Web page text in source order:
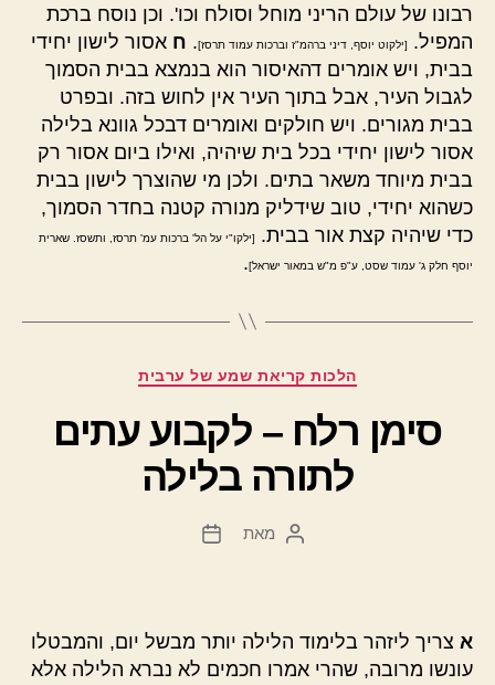
רבונו של עולם הריני מוחל וסולח וכו'. וכן נוסח ברכת
המפיל.
[ילקוט יוסף, דיני ברהמ"ז וברכות עמוד תרסז]. ח אסור לישון יחידי
בבית, ויש אומרים דהאיסור הוא בנמצא בבית הסמוך
לגבול העיר, אבל בתוך העיר אין לחוש בזה. ובפרט
בבית מגורים. ויש חולקים ואומרים דבכל גוונא בלילה
אסור לישון יחידי בכל בית שיהיה, ואילו ביום אסור רק
בבית מיוחד משאר בתים. ולכן מי שהוצרך לישון בבית
כשהוא יחידי, טוב שידליק מנורה קטנה בחדר הסמוך,
כדי שיהיה קצת אור בבית.
[ילקו"י על הל' ברכות עמ' תרסז, ותשסז. שארית
יוסף חלק ג' עמוד שסט, ע"פ מ"ש במאור ישראל].
קטגוריות
הלכות קריאת שמע של ערבית
סימן רלח – לקבוע עתים
לתורה בלילה
המחבר
מאת
תאריך
א צריך ליזהר בלימוד הלילה יותר מבשל יום, והמבטלו
עונשו מרובה, שהרי אמרו חכמים לא נברא הלילה אלא